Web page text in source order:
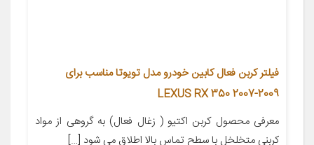
فیلتر کربن فعال کابین خودرو مدل تویوتا مناسب برای
LEXUS RX 350 2007-2009
معرفی محصول کربن اکتیو ( زغال فعال) به گروهی از مواد
کربنی متخلخل با سطح تماس بالا اطلاق می شود […]